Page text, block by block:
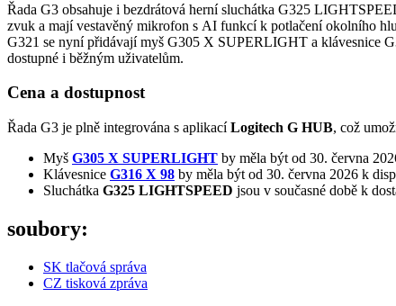
Řada G3 obsahuje i bezdrátová herní sluchátka G325
zvuk a mají vestavěný mikrofon s AI funkcí k potlačení okolního
G321 se nyní přidávají myš G305 X SUPERLIGHT a klávesnice
dostupné i běžným uživatelům.
Cena a dostupnost
Řada G3 je plně integrována s aplikacíLogitech G HUB, což
Myš G305 X SUPERLIGHT by měla být od 30. června
Klávesnice G316 X 98 by měla být od 30. června 2026 k
Sluchátka G325 LIGHTSPEED jsou v současné době k
soubory:
SK tlačová správa
CZ tisková zpráva